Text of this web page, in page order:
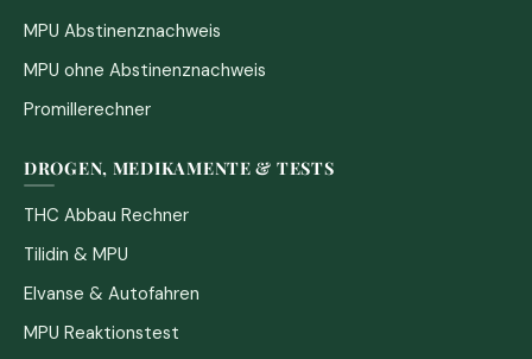
MPU Abstinenznachweis
MPU ohne Abstinenznachweis
Promillerechner
DROGEN, MEDIKAMENTE & TESTS
THC Abbau Rechner
Tilidin & MPU
Elvanse & Autofahren
MPU Reaktionstest